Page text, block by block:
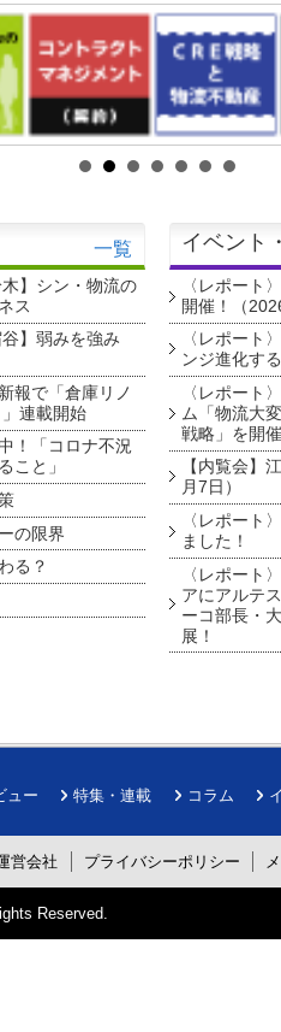
一覧
】シン・物流の
ス
】弱みを強み
報で「倉庫リノ
連載開始
！「コロナ不況
こと」
の限界
る？
イベント
〈レポート
開催！（
〈レポート
ンジ進化す
〈レポート
ム「物流大
戦略」を開
【内覧会】
月7日）
〈レポート
ました！
〈レポート
アにアルテ
ーコ部長・
展！
ュー 特集・連載 コラム
営会社 プライバシーポリシー
Reserved.